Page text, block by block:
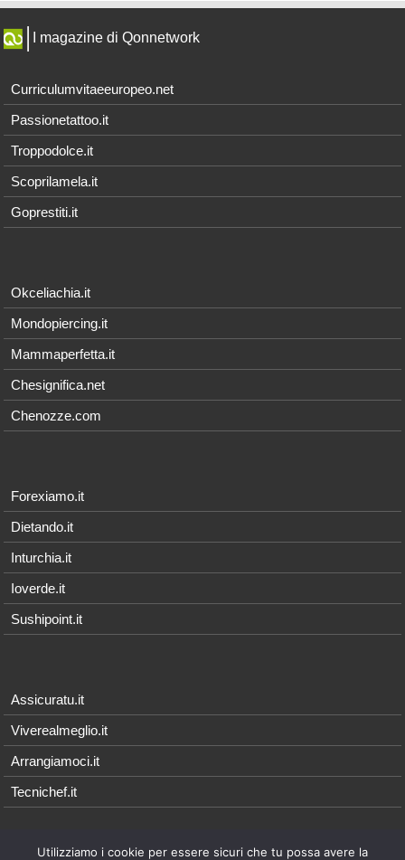
I magazine di Qonnetwork
Curriculumvitaeeuropeo.net
Passionetattoo.it
Troppodolce.it
Scoprilamela.it
Goprestiti.it
Okceliachia.it
Mondopiercing.it
Mammaperfetta.it
Chesignifica.net
Chenozze.com
Forexiamo.it
Dietando.it
Inturchia.it
Ioverde.it
Sushipoint.it
Assicuratu.it
Viverealmeglio.it
Arrangiamoci.it
Tecnichef.it
Utilizziamo i cookie per essere sicuri che tu possa avere la